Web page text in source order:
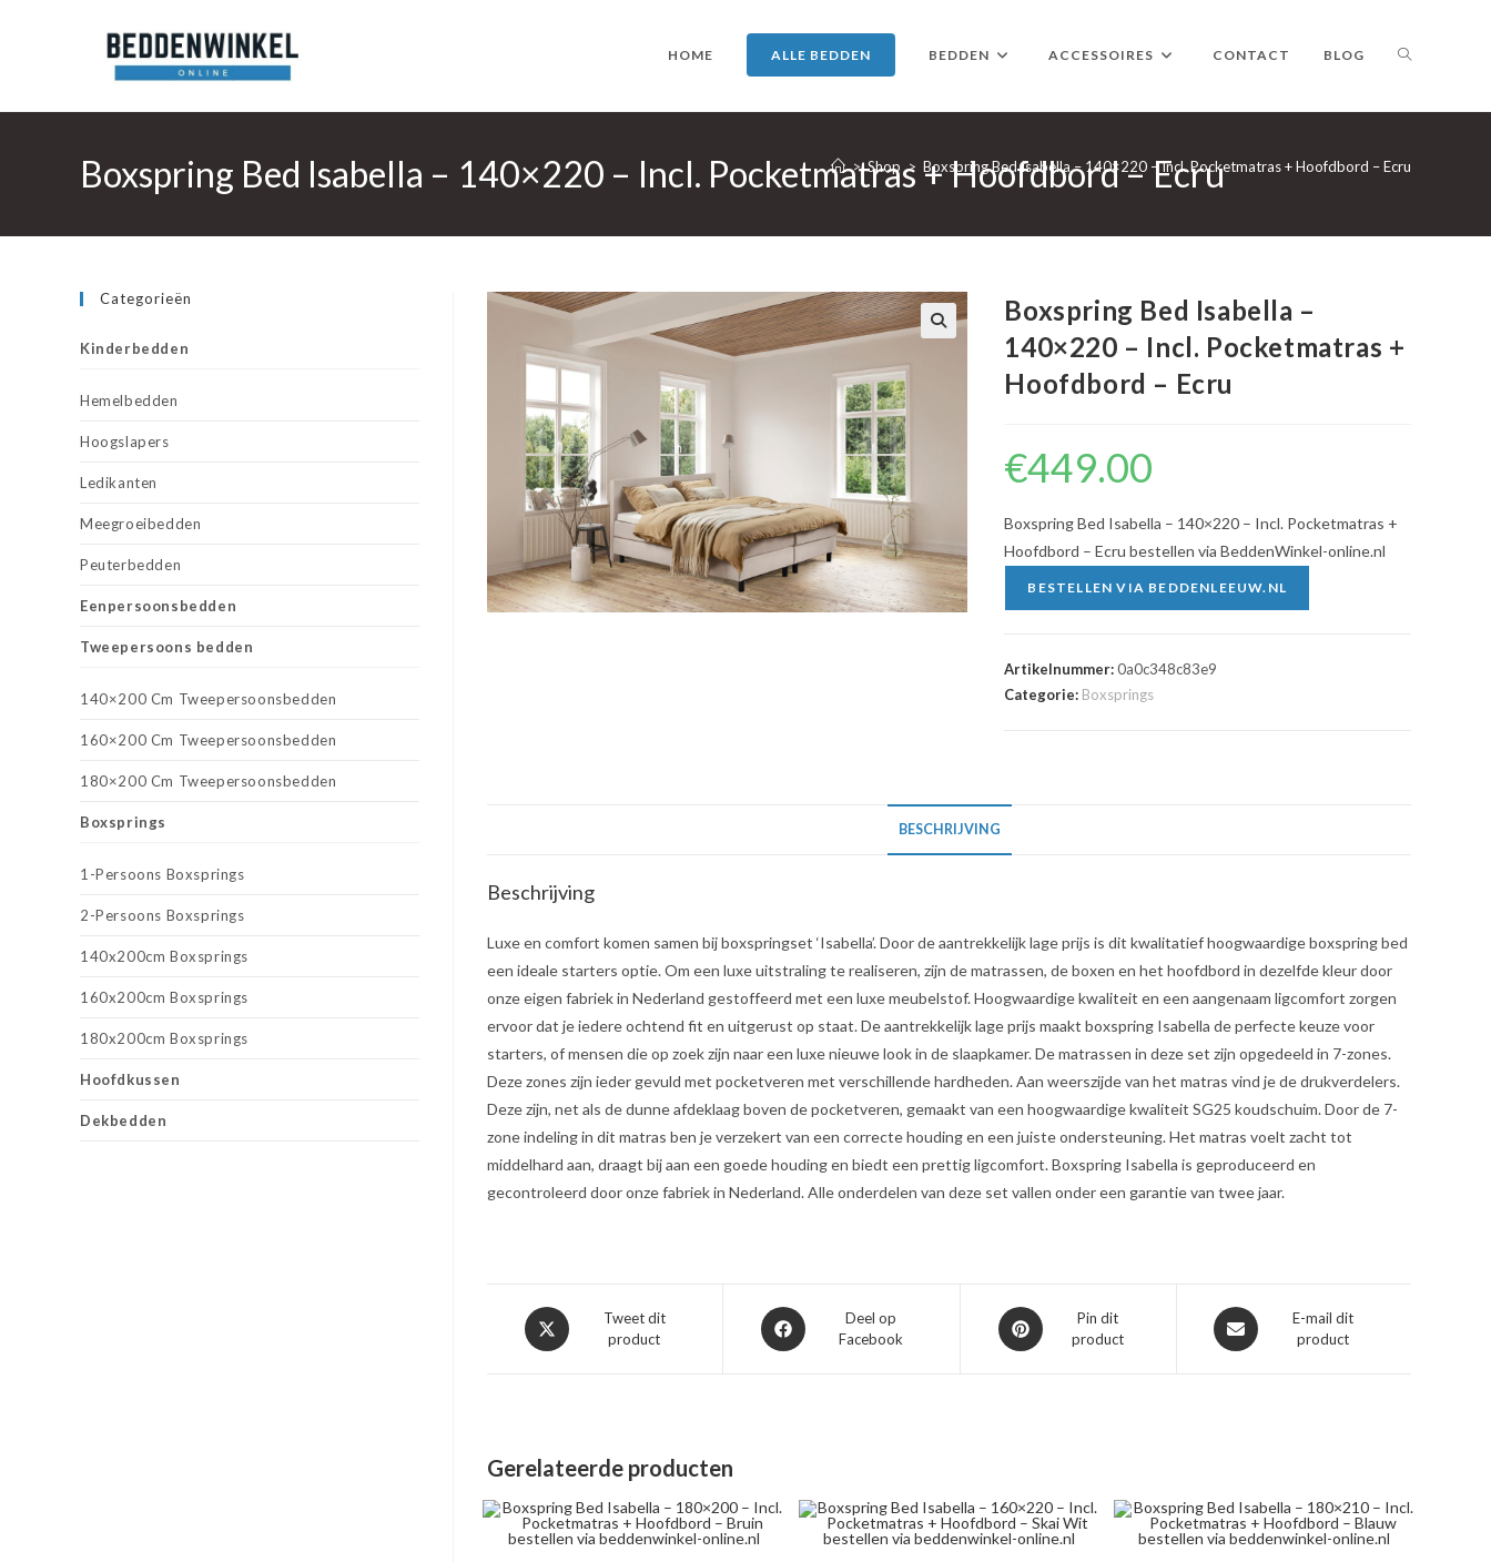
HOME ALLE BEDDEN BEDDEN ACCESSOIRES CONTACT BLOG TOGGLE
WEBSITE
Boxspring Bed Isabella – 140×220 – Incl. Pocketmatras + Hoofdbord – Ecru
> Shop > Boxspring Bed Isabella – 140×220 – Incl. Pocketmatras + Hoofdbord – Ecru
Boxspring Bed Isabella –
140×220 – Incl. Pocketmatras +
Hoofdbord – Ecru
€449.00
Boxspring Bed Isabella – 140×220 – Incl. Pocketmatras +
Hoofdbord – Ecru bestellen via BeddenWinkel-online.nl
BESTELLEN VIA BEDDENLEEUW.NL
Artikelnummer:0a0c348c83e9
Categorie: Boxsprings
BESCHRIJVING
Beschrijving
Luxe en comfort komen samen bij boxspringset ‘Isabella’. Door de aantrekkelijk lage prijs is dit kwalitatief hoogwaardige boxspring bed
een ideale starters optie. Om een luxe uitstraling te realiseren, zijn de matrassen, de boxen en het hoofdbord in dezelfde kleur door
onze eigen fabriek in Nederland gestoffeerd met een luxe meubelstof. Hoogwaardige kwaliteit en een aangenaam ligcomfort zorgen
ervoor dat je iedere ochtend fit en uitgerust op staat. De aantrekkelijk lage prijs maakt boxspring Isabella de perfecte keuze voor
starters, of mensen die op zoek zijn naar een luxe nieuwe look in de slaapkamer. De matrassen in deze set zijn opgedeeld in 7-zones.
Deze zones zijn ieder gevuld met pocketveren met verschillende hardheden. Aan weerszijde van het matras vind je de drukverdelers.
Deze zijn, net als de dunne afdeklaag boven de pocketveren, gemaakt van een hoogwaardige kwaliteit SG25 koudschuim. Door de 7-
zone indeling in dit matras ben je verzekert van een correcte houding en een juiste ondersteuning. Het matras voelt zacht tot
middelhard aan, draagt bij aan een goede houding en biedt een prettig ligcomfort. Boxspring Isabella is geproduceerd en
gecontroleerd door onze fabriek in Nederland. Alle onderdelen van deze set vallen onder een garantie van twee jaar.
Opent
in
Tweet dit
product
Opent
in
Deel op
Facebook
Opent
in
Pin dit
product
Opent
in
E-mail dit
product
Gerelateerde producten
Categorieën
Kinderbedden
Hemelbedden
Hoogslapers
Ledikanten
Meegroeibedden
Peuterbedden
Eenpersoonsbedden
Tweepersoons bedden
140×200 Cm Tweepersoonsbedden
160×200 Cm Tweepersoonsbedden
180×200 Cm Tweepersoonsbedden
Boxsprings
1-Persoons Boxsprings
2-Persoons Boxsprings
140x200cm Boxsprings
160x200cm Boxsprings
180x200cm Boxsprings
Hoofdkussen
Dekbedden